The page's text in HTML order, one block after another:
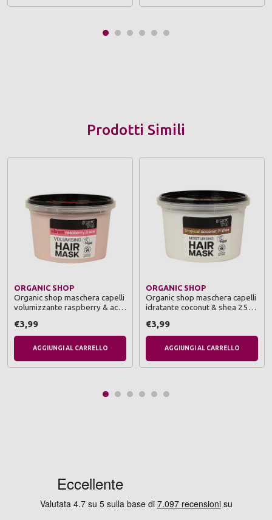
Prodotti Simili
ORGANIC SHOP
Organic shop maschera capelli
volumizzante raspberry & acai
€3,99
AGGIUNGI AL CARRELLO
ORGANIC SHOP
Organic shop maschera capelli
idratante coconut & shea 250
€3,99
AGGIUNGI AL CARRELLO